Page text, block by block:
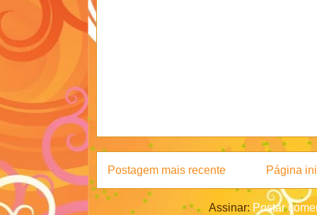
Postagem mais recente Página
Assinar: Postar